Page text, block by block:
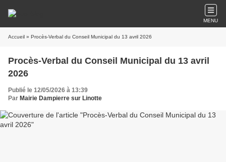
MENU
Accueil » Procès-Verbal du Conseil Municipal du 13 avril 2026
Procès-Verbal du Conseil Municipal du 13 avril
2026
Publié le 12/05/2026 à 13:39
Par Mairie Dampierre sur Linotte